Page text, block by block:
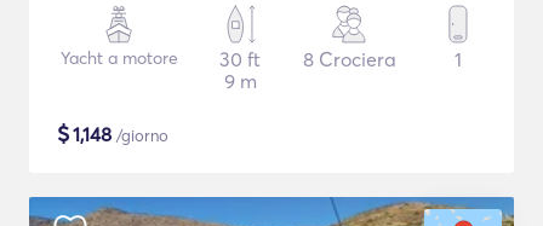
Yacht a motore
30 ft
9 m
8 Crociera 1
$1,148 /giorno